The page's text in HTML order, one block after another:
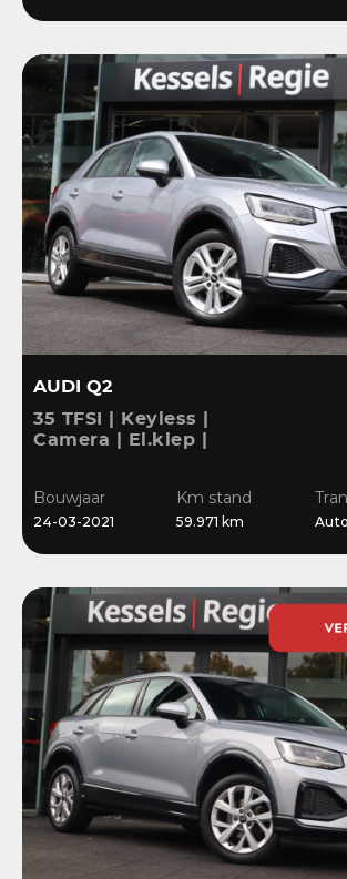
AUDI Q2
35 TFSI | Keyless |
Camera | El.klep |
Bouwjaar
24-03-2021
Km stand
59.971 km